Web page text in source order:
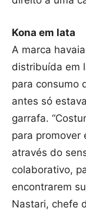
Kona em lata
A marca
distribuída em
para consumo
antes só
garrafa.
para promover
através do
colaborativo,
encontrarem
Nastari, chefe